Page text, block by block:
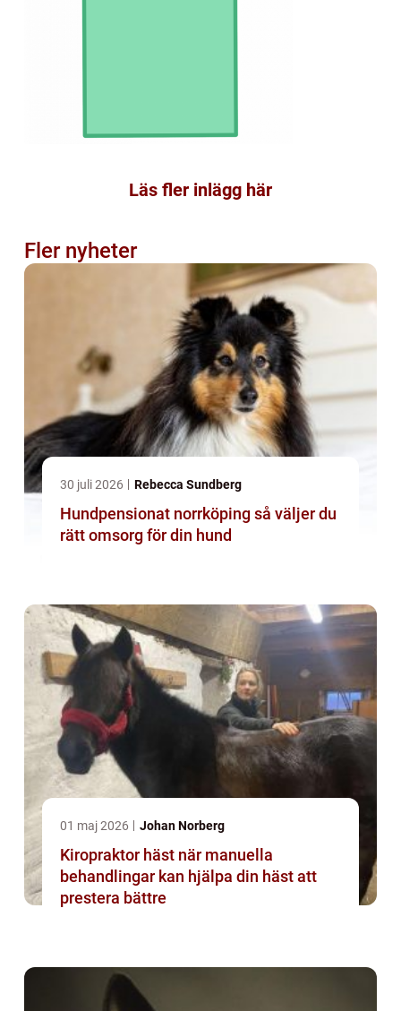
Läs fler inlägg här
Fler nyheter
30 juli 2026 Rebecca Sundberg
Hundpensionat norrköping så väljer du
rätt omsorg för din hund
01 maj 2026 Johan Norberg
Kiropraktor häst när manuella
behandlingar kan hjälpa din häst att
prestera bättre